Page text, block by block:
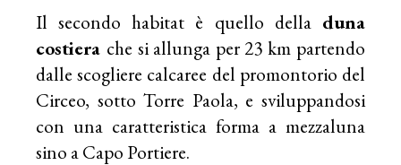
Il secondo habitat è quello della duna
costiera che si allunga per 23 km partendo
dalle scogliere calcaree del promontorio del
Circeo, sotto Torre Paola, e sviluppandosi
con una caratteristica forma a mezzaluna
sino a Capo Portiere.